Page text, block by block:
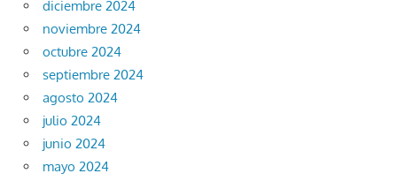
diciembre 2024
noviembre 2024
octubre 2024
septiembre 2024
agosto 2024
julio 2024
junio 2024
mayo 2024